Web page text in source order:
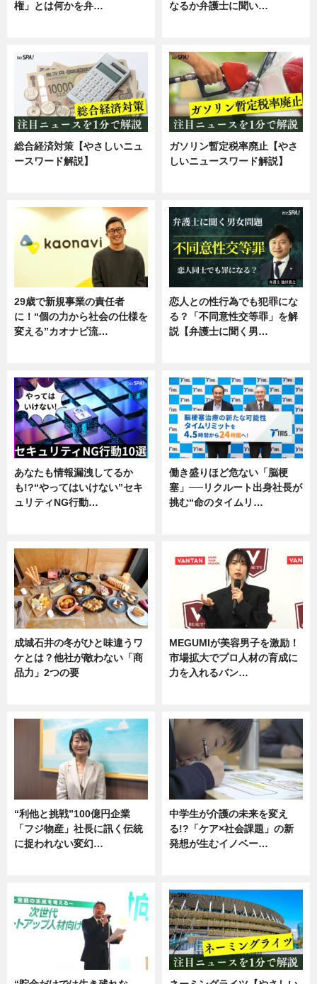
権」とは何かを弁…
なるか弁護士に聞い…
総合経済対策【やさしいニュ
ースワード解説】
ガソリン暫定税率廃止【やさ
しいニュースワード解説】
29歳で新規事業の責任者
に！“個の力から社会の仕様を
変える”カオナビ流…
恋人との性行為でも犯罪にな
る？「不同意性交等罪」を解
説【弁護士に聞く男…
あなたも情報漏洩してるか
も!?“やってはいけない”セキ
ュリティNG行動…
働き盛りほど危ない「脳梗
塞」──リクルート出身社長が
挑む“命のタイムリ…
成城石井の冬がひと味違うワ
ケとは？他社が敵わない「商
品力」2つの要
MEGUMIが美容男子を激励！
市場拡大でプロ人材の育成に
力を入れるバン…
“利他と挑戦”100億円企業
「フジ物産」社長に訊く伝統
に捉われない変幻…
中学生が介護の未来を変え
る!?「ケア×社会課題」の新
発想が生むイノベー…